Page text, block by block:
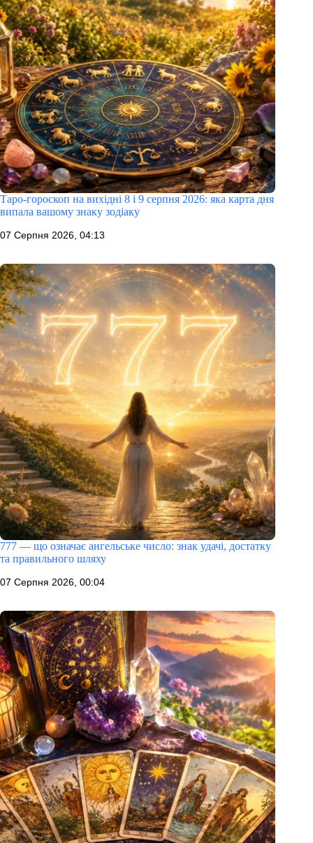
Таро-гороскоп на вихідні 8 і 9 серпня 2026: яка карта дня
випала вашому знаку зодіаку
07 Серпня 2026, 04:13
777 — що означає ангельське число: знак удачі, достатку
та правильного шляху
07 Серпня 2026, 00:04